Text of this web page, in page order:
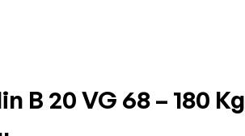
B 20 VG 68 – 180 Kg